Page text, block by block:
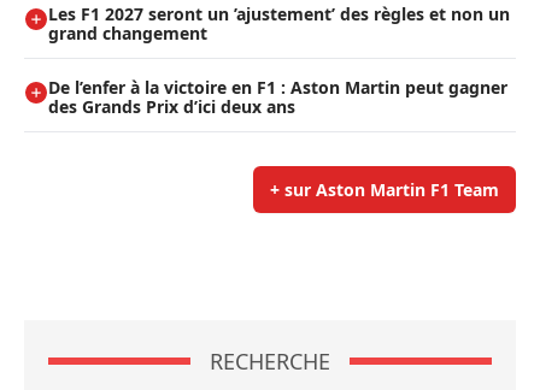
Les F1 2027 seront un ’ajustement’ des règles et non un
grand changement
De l’enfer à la victoire en F1 : Aston Martin peut gagner
des Grands Prix d’ici deux ans
+ sur Aston Martin F1 Team
RECHERCHE